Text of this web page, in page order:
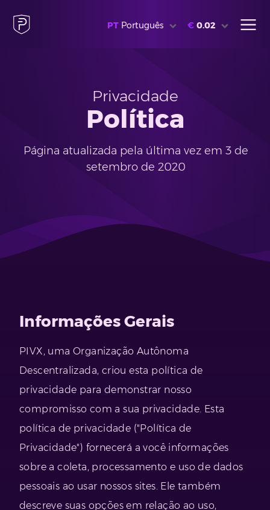
PT Português € 0.02
Privacidade
Política
Página atualizada pela última vez em 3 de
setembro de 2020
Informações Gerais
PIVX, uma Organização Autônoma
Descentralizada, criou esta política de
privacidade para demonstrar nosso
compromisso com a sua privacidade. Esta
política de privacidade ("Política de
Privacidade") fornecerá a você informações
sobre a coleta, processamento e uso de dados
pessoais ao usar nossos sites. Ele também
descreve suas opções em relação ao uso,